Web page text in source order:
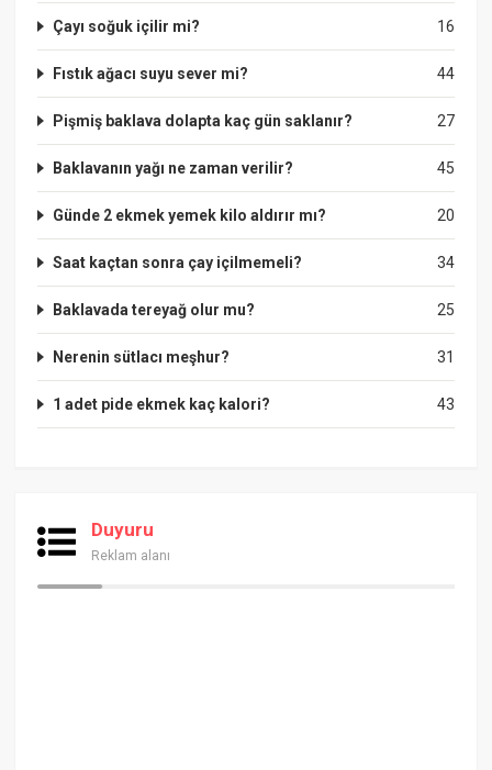
16
Çayı soğuk içilir mi?
44
Fıstık ağacı suyu sever mi?
27
Pişmiş baklava dolapta kaç gün saklanır?
45
Baklavanın yağı ne zaman verilir?
20
Günde 2 ekmek yemek kilo aldırır mı?
34
Saat kaçtan sonra çay içilmemeli?
25
Baklavada tereyağ olur mu?
31
Nerenin sütlacı meşhur?
43
1 adet pide ekmek kaç kalori?
Duyuru
Reklam alanı